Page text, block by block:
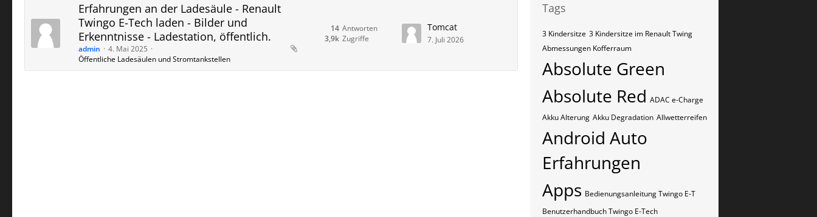
Erfahrungen an der Ladesäule - Renault
Twingo E-Tech laden - Bilder und
Erkenntnisse - Ladestation, öffentlich.
admin
4. Mai 2025
Öffentliche Ladesäulen und Stromtankstellen
Antworten
14
Zugriffe
3,9k
Tomcat
7. Juli 2026
Tags
3 Kindersitze 3 Kindersitze im Renault Twing
Abmessungen Kofferraum
Absolute Green
Absolute Red ADAC e-Charge
Akku Alterung Akku Degradation Allwetterreifen
Android Auto
Erfahrungen
Apps Bedienungsanleitung Twingo E-T
Benutzerhandbuch Twingo E-Tech